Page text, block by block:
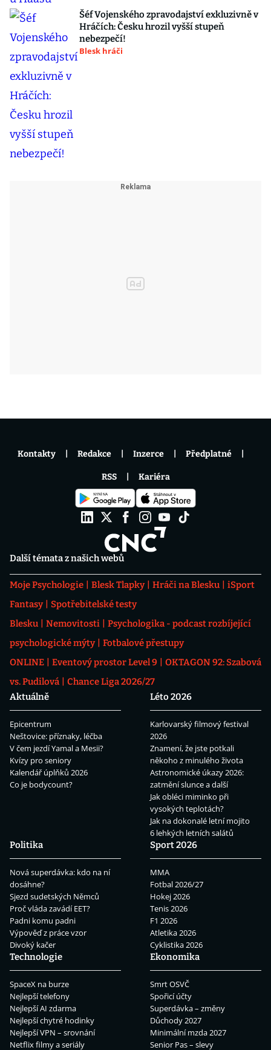
Šéf Vojenského zpravodajství exkluzivně v
Hráčích: Česku hrozil vyšší stupeň
nebezpečí!
Blesk hráči
Další témata z našich webů
Moje Psychologie Blesk Tlapky Hráči na Blesku
iSport
Fantasy
Spotřebitelské testy
Blesku
Nemovitosti
Psychologika - podcast rozbíjející
psychologické mýty
Fotbalové přestupy
ONLINE
Eventový prostor Level 9
OKTAGON 92: Szabová
vs. Pudilová
Chance Liga 2026/27
Aktuálně
Epicentrum
Neštovice: příznaky, léčba
V čem jezdí Yamal a Mesii?
Kvízy pro seniory
Kalendář úplňků 2026
Co je bodycount?
Léto 2026
Karlovarský filmový festival
2026
Znamení, že jste potkali
někoho z minulého života
Astronomické úkazy 2026:
zatmění slunce a další
Jak obléci miminko při
vysokých teplotách?
Jak na dokonalé letní mojito
6 lehkých letních salátů
Politika
Nová superdávka: kdo na ní
dosáhne?
Sjezd sudetských Němců
Proč vláda zavádí EET?
Padni komu padni
Výpověď z práce vzor
Divoký kačer
Sport 2026
MMA
Fotbal 2026/27
Hokej 2026
Tenis 2026
F1 2026
Atletika 2026
Cyklistika 2026
Technologie
SpaceX na burze
Nejlepší telefony
Nejlepší AI zdarma
Nejlepší chytré hodinky
Nejlepší VPN – srovnání
Netflix filmy a seriály
Ekonomika
Smrt OSVČ
Spořicí účty
Superdávka – změny
Důchody 2027
Minimální mzda 2027
Senior Pas – slevy
Kontakty Redakce Inzerce Předplatné
RSS Kariéra